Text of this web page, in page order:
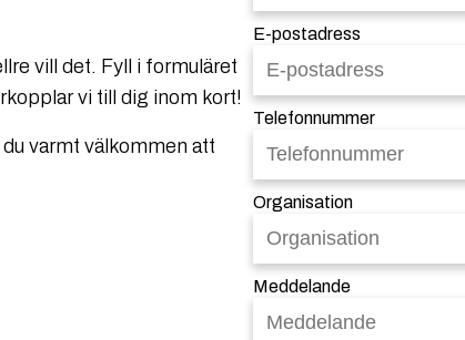
vill det. Fyll i formuläret
vi till dig inom kort!
varmt välkommen att
E-postadress
Telefonnummer
Organisation
Meddelande